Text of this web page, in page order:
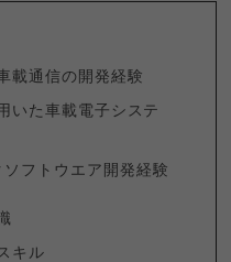
載通信の開発経験
いた車載電子システ
フトウエア開発経験
キル